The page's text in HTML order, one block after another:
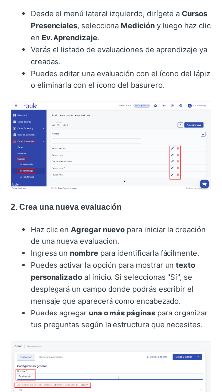
Desde el menú lateral izquierdo, dirígete aCursos
Presenciales, selecciona Medición y luego haz clic
en Ev. Aprendizaje.
Verás el listado de evaluaciones de aprendizaje ya
creadas.
Puedes editar una evaluación con el ícono del lápiz
o eliminarla con el ícono del basurero.
2. Crea una nueva evaluación
Haz clic enAgregar nuevo para iniciar la creación
de una nueva evaluación.
Ingresa un nombre para identificarla fácilmente.
Puedes activar la opción para mostrar untexto
personalizado al inicio. Si seleccionas "Sí", se
desplegará un campo donde podrás escribir el
mensaje que aparecerá como encabezado.
Puedes agregar una o más páginas para organizar
tus preguntas según la estructura que necesites.